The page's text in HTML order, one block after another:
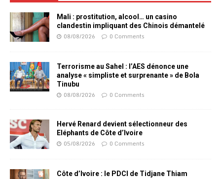
Mali : prostitution, alcool… un casino
clandestin impliquant des Chinois démantelé
08/08/2026 0 Comments
Terrorisme au Sahel : l’AES dénonce une
analyse « simpliste et surprenante » de Bola
Tinubu
08/08/2026 0 Comments
Hervé Renard devient sélectionneur des
Eléphants de Côte d’Ivoire
05/08/2026 0 Comments
Côte d’Ivoire : le PDCI de Tidjane Thiam